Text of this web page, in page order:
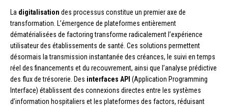
La digitalisation des processus constitue un premier axe de
transformation. L’émergence de plateformes entièrement
dématérialisées de factoring transforme radicalement l’expérience
utilisateur des établissements de santé. Ces solutions permettent
désormais la transmission instantanée des créances, le suivi en temps
réel des financements et du recouvrement, ainsi que l’analyse prédictive
des flux de trésorerie. Des interfaces API (Application Programming
Interface) établissent des connexions directes entre les systèmes
d’information hospitaliers et les plateformes des factors, réduisant